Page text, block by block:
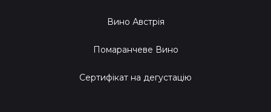
Вино Австрія
Помаранчеве Вино
Cертифікат на дегустацію